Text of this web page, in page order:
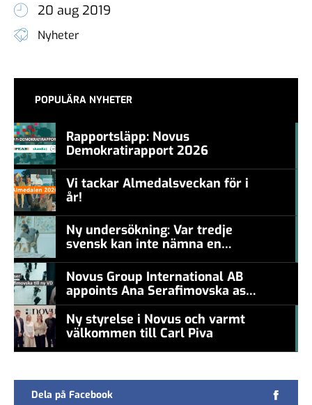
20 aug 2019
Nyheter
POPULÄRA NYHETER
Rapportsläpp: Novus
Demokratirapport 2026
Vi tackar Almedalsveckan för i
år!
Ny undersökning: Var tredje
svensk kan inte nämna en
levande konstnär
Novus Group International AB
appoints Ana Serafimovska as
new CEO
Ny styrelse i Novus och varmt
välkommen till Carl Piva
Dela på Facebook